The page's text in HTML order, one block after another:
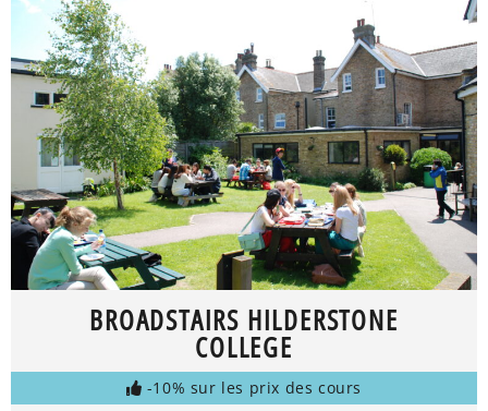
BROADSTAIRS HILDERSTONE
COLLEGE
-10% sur les prix des cours